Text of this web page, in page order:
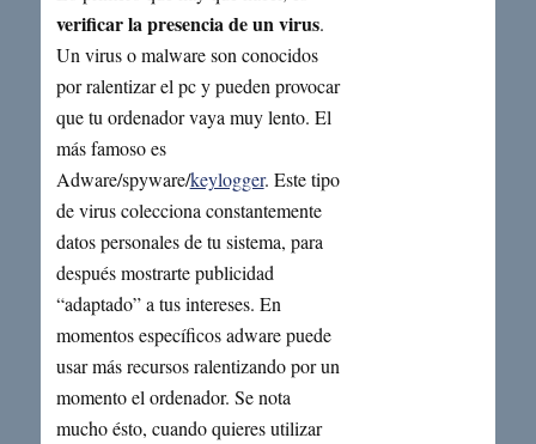
verificar la presencia de un virus.
Un virus o malware son conocidos
por ralentizar el pc y pueden provocar
que tu ordenador vaya muy lento. El
más famoso es
Adware/spyware/keylogger. Este tipo
de virus colecciona constantemente
datos personales de tu sistema, para
después mostrarte publicidad
“adaptado” a tus intereses. En
momentos específicos adware puede
usar más recursos ralentizando por un
momento el ordenador. Se nota
mucho ésto, cuando quieres utilizar